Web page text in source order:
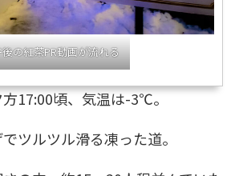
の紅茶PR動画が流れる
方17:00頃、気温は-3℃。
ツルツル滑る凍った道。